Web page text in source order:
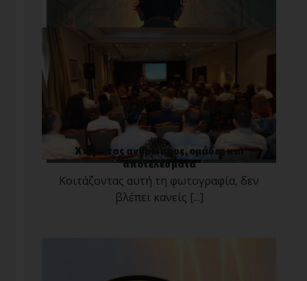
Χτίζοντας ανθρώπους, ομάδες και
αποτελέσματα
Κοιτάζοντας αυτή τη φωτογραφία, δεν
βλέπει κανείς [...]